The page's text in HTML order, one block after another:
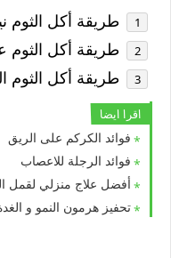
طريقة أكل الثوم
طريقة أكل الثوم
طريقة أكل الثوم
اقرا ايضا
فوائد الكركم على الريق
فوائد الرجلة للاعصاب
أفضل علاج منزلي لقمل
تحفيز هرمون النمو و